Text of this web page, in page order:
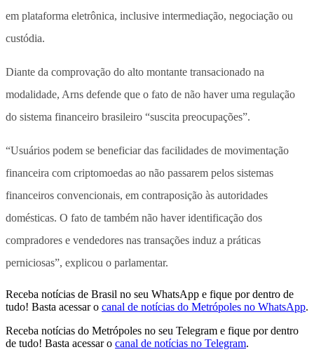
em plataforma eletrônica, inclusive intermediação, negociação ou
custódia.
Diante da comprovação do alto montante transacionado na
modalidade, Arns defende que o fato de não haver uma regulação
do sistema financeiro brasileiro “suscita preocupações”.
“Usuários podem se beneficiar das facilidades de movimentação
financeira com criptomoedas ao não passarem pelos sistemas
financeiros convencionais, em contraposição às autoridades
domésticas. O fato de também não haver identificação dos
compradores e vendedores nas transações induz a práticas
perniciosas”, explicou o parlamentar.
Receba notícias de Brasil no seu WhatsApp e fique por dentro de
tudo! Basta acessar o canal de notícias do Metrópoles no WhatsApp.
Receba notícias do Metrópoles no seu Telegram e fique por dentro
de tudo! Basta acessar o canal de notícias no Telegram.